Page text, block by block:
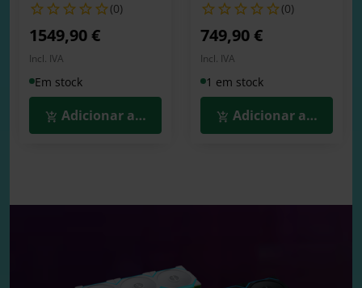
(0)
1549,90 €
Incl. IVA
Em stock
Adicionar ao Carrinho
(0)
749,90 €
Incl. IVA
1 em stock
Adicionar ao